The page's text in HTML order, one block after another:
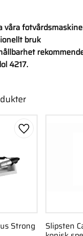
våra
bruk
4217.
Strong
Lägg till i favoriter
Slipsten